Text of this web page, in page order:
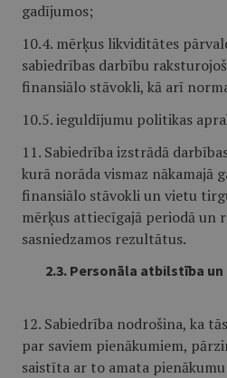
gadījumos;
10.4. mērķus likviditātes
sabiedrības darbību
finansiālo stāvokli, kā arī
10.5. ieguldījumu politikas
11. Sabiedrība izstrādā
kurā norāda vismaz nākamajā
finansiālo stāvokli un vietu
mērķus attiecīgajā periodā un
sasniedzamos rezultātus.
2.3. Personāla atbilstība
12. Sabiedrība nodrošina, ka
par saviem pienākumiem,
saistīta ar to amata